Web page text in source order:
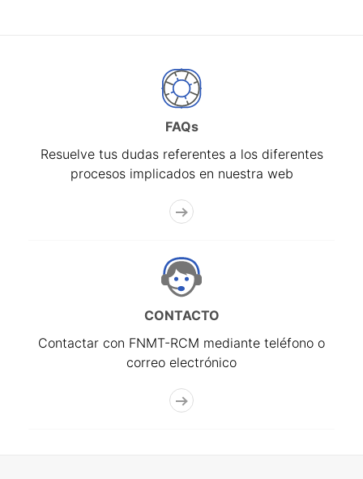
FAQs
Resuelve tus dudas referentes a los diferentes
procesos implicados en nuestra web
CONTACTO
Contactar con FNMT-RCM mediante teléfono o
correo electrónico